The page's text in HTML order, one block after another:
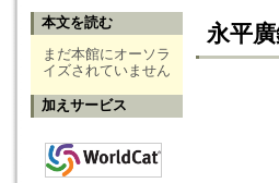
本文を読む
まだ本館にオーソラ
イズされていません
加えサービス
永平